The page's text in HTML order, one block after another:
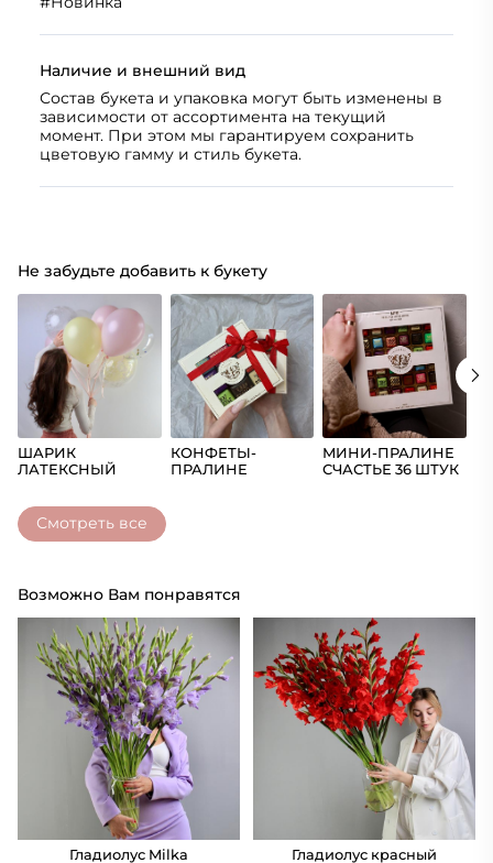
Наличие и внешний вид
Состав букета и упаковка могут быть изменены в
зависимости от ассортимента на текущий
момент. При этом мы гарантируем сохранить
цветовую гамму и стиль букета.
Не забудьте добавить к букету
ШАРИК
ЛАТЕКСНЫЙ
КОНФЕТЫ-
ПРАЛИНЕ
МИНИ-ПРАЛИНЕ
СЧАСТЬЕ 36 ШТУК
Смотреть все
Возможно Вам понравятся
Гладиолус Milka Гладиолус красный